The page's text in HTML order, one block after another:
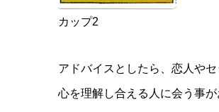
カップ2
アドバイスとしたら、恋人や
心を理解し合える人に会う事が